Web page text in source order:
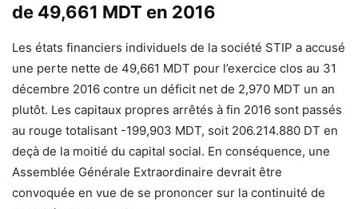
de 49,661 MDT en 2016
Les états financiers individuels de la société STIP a accusé
une perte nette de 49,661 MDT pour l’exercice clos au 31
décembre 2016 contre un déficit net de 2,970 MDT un an
plutôt. Les capitaux propres arrêtés à fin 2016 sont passés
au rouge totalisant -199,903 MDT, soit 206.214.880 DT en
deçà de la moitié du capital social. En conséquence, une
Assemblée Générale Extraordinaire devrait être
convoquée en vue de se prononcer sur la continuité de